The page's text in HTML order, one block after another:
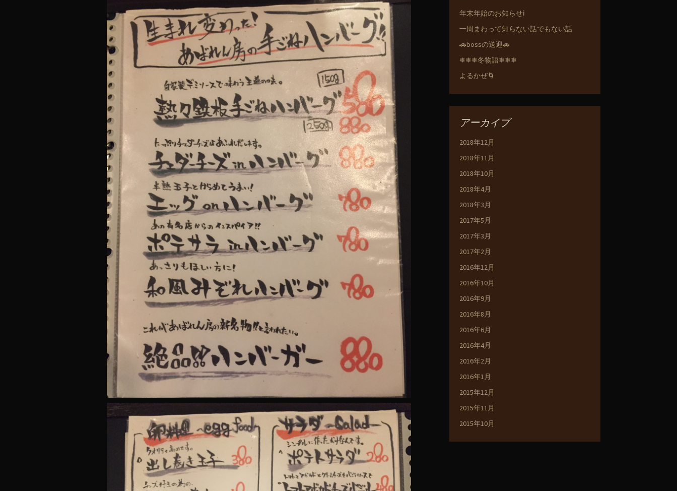
年末年始のお知らせℹ️
一周まわって知らない話でもない話
🚗bossの送迎🚗
❄❄❄冬物語❄❄❄
よるかぜ🌀
アーカイブ
2018年12月
2018年11月
2018年10月
2018年4月
2018年3月
2017年5月
2017年3月
2017年2月
2016年12月
2016年10月
2016年9月
2016年8月
2016年6月
2016年4月
2016年2月
2016年1月
2015年12月
2015年11月
2015年10月